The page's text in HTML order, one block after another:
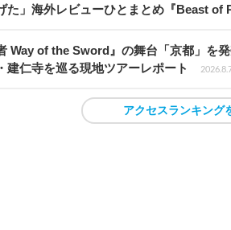
た」海外レビューひとまとめ『Beast of
Way of the Sword』の舞台「京都」を
建仁寺を巡る現地ツアーレポート
アクセスランキング